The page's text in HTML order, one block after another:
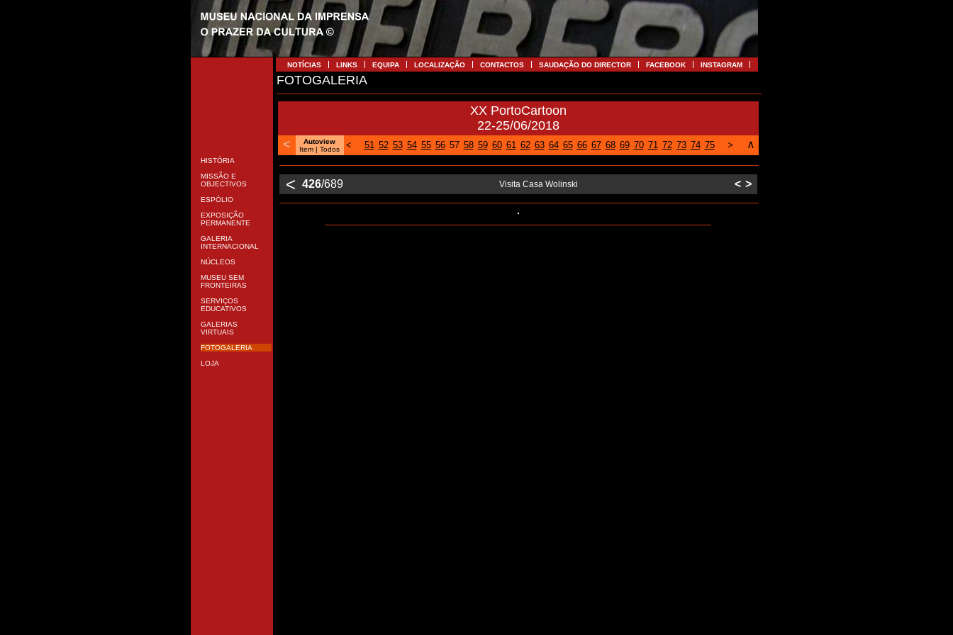
HISTÓRIA
MISSÃO E
OBJECTIVOS
ESPÓLIO
EXPOSIÇÃO
PERMANENTE
GALERIA
INTERNACIONAL
NÚCLEOS
MUSEU SEM
FRONTEIRAS
SERVIÇOS
EDUCATIVOS
GALERIAS
VIRTUAIS
FOTOGALERIA
LOJA
NOTÍCIAS LINKS EQUIPA LOCALIZAÇÃO CONTACTOS SAUDAÇÃO DO DIRECTOR FACEBOOK INSTAGRAM
FOTOGALERIA
XX PortoCartoon
22-25/06/2018
<
Autoview
Item | Todos < 51 52 53 54 55 56 57 58 59 60 61 62 63 64 65 66 67 68 69 70 71 72 73 74 75 > ∧
< 426/689 Visita Casa Wolinski < >